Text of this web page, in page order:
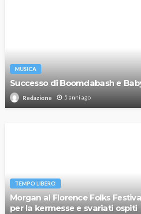
MUSICA
Successo di Boomdabash e
Redazione 5 anni ago
TEMPO LIBERO
Morgan al Florence Folks
per la kermesse e svariati ospiti